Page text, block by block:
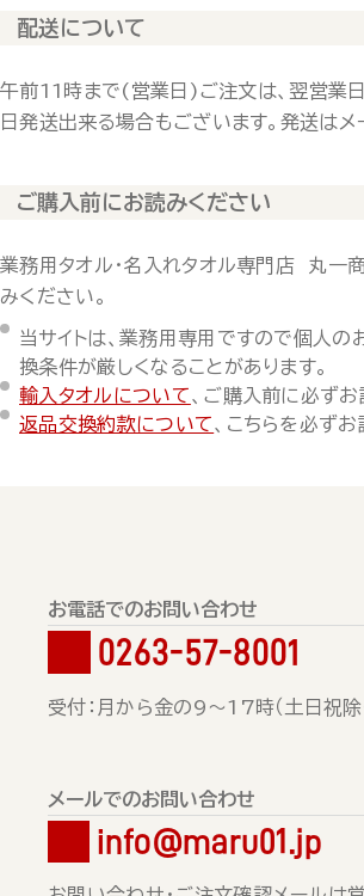
配送について
午前11時まで(営業日)ご注文は、翌営業
日発送出来る場合もございます。発送はメ
ご購入前にお読みください
業務用タオル・名入れタオル専門店 丸
みください。
当サイトは、業務用専用ですので個人
換条件が厳しくなることがあります。
輸入タオルについて、ご購入前に必ずお
返品交換約款について、こちらを必ずお
お電話でのお問い合わせ
0263-57-8001
受付：月から金の9～17時（土日祝除
メールでのお問い合わせ
info@maru01.jp